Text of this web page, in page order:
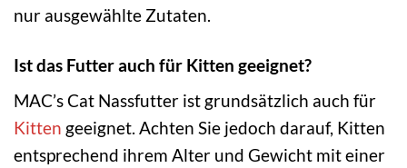
nur ausgewählte Zutaten.
Ist das Futter auch für Kitten geeignet?
MAC’s Cat Nassfutter ist grundsätzlich auch für
Kitten geeignet. Achten Sie jedoch darauf, Kitten
entsprechend ihrem Alter und Gewicht mit einer